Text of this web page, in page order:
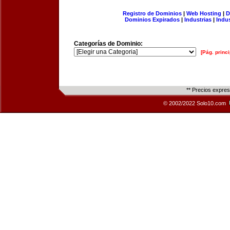
Registro de Dominios| Web Hosting |
Dominios Expirados | Industrias |
Categorías de Dominio:
[Pág.
** Precios
© 2002/2022 Solo10.com